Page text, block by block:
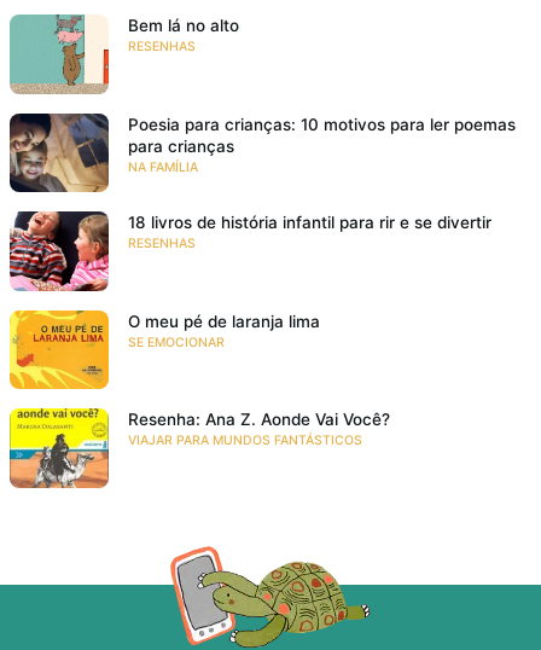
Bem lá no alto
RESENHAS
Poesia para crianças: 10 motivos para ler poemas
para crianças
NA FAMÍLIA
18 livros de história infantil para rir e se divertir
RESENHAS
O meu pé de laranja lima
SE EMOCIONAR
Resenha: Ana Z. Aonde Vai Você?
VIAJAR PARA MUNDOS FANTÁSTICOS